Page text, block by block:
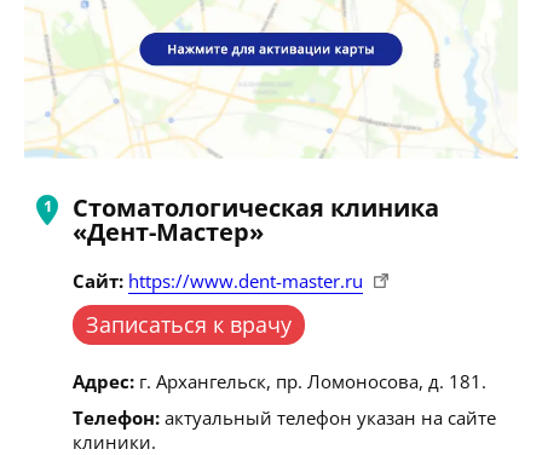
Стоматологическая клиника
«Дент-Мастер»
Сайт: https://www.dent-master.ru
Записаться к врачу
Адрес: г. Архангельск, пр. Ломоносова, д. 181.
Телефон: актуальный телефон указан на сайте
клиники.